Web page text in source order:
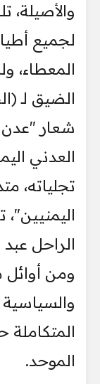
والأصيلة،
لجميع
المعطاء،
الضيق لـ
شعار "عدن
العدني
تجلياته،
اليمنيين"،
الراحل
ومن
والسياسية
الموحد.